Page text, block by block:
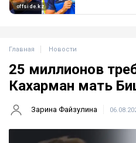
Главная Новости
25 миллионов
Кахарман мать
Зарина Файзулина